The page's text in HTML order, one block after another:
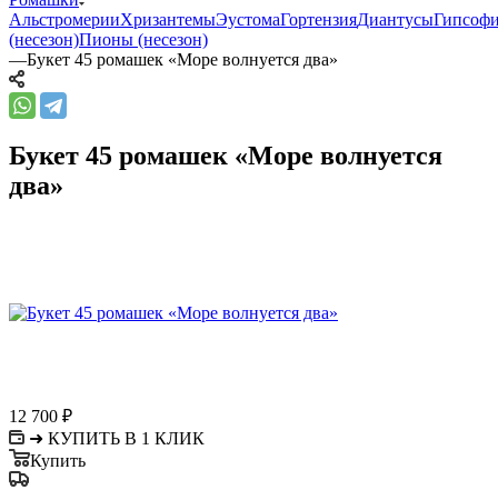
АльстромерииХризантемыЭустомаГортензияДиантусы
(несезон)Пионы (несезон)
—Букет 45 ромашек «Море волнуется два»
Букет 45 ромашек «Море волнуется
два»
12 700 ₽
➜ КУПИТЬ В 1 КЛИК
Купить